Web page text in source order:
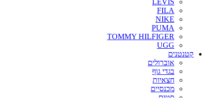
FILA
NIKE
PUMA
TOMMY HILFIGER
UGG
קטנטנים
אוברולים
בגדי גוף
חצאיות
מכנסיים